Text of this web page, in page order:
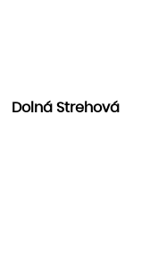
Dolná Strehová